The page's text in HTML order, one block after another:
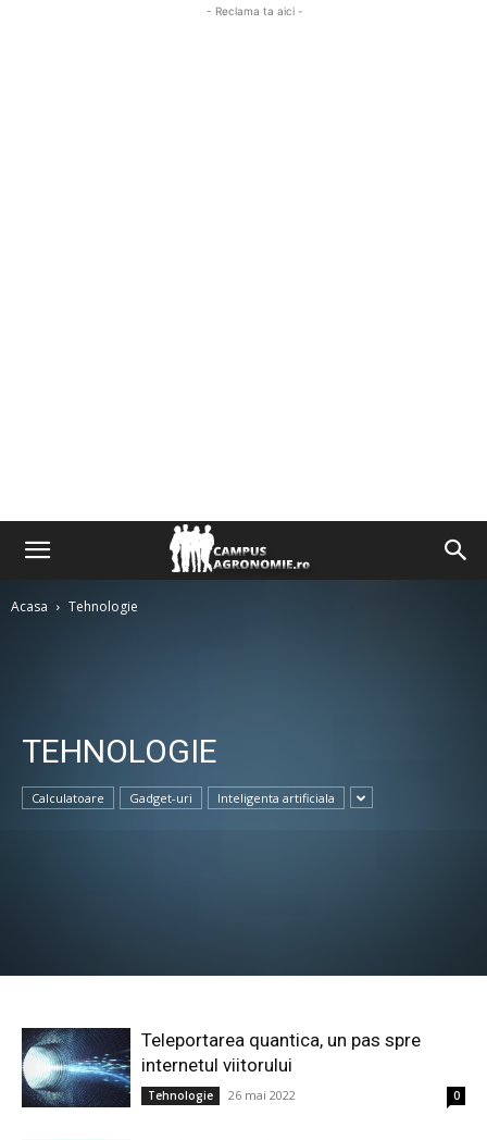
- Reclama ta aici -
Acasa Tehnologie
TEHNOLOGIE
Calculatoare Gadget-uri Inteligenta artificiala
Teleportarea quantica, un pas spre
internetul viitorului
Tehnologie 26 mai 2022 0